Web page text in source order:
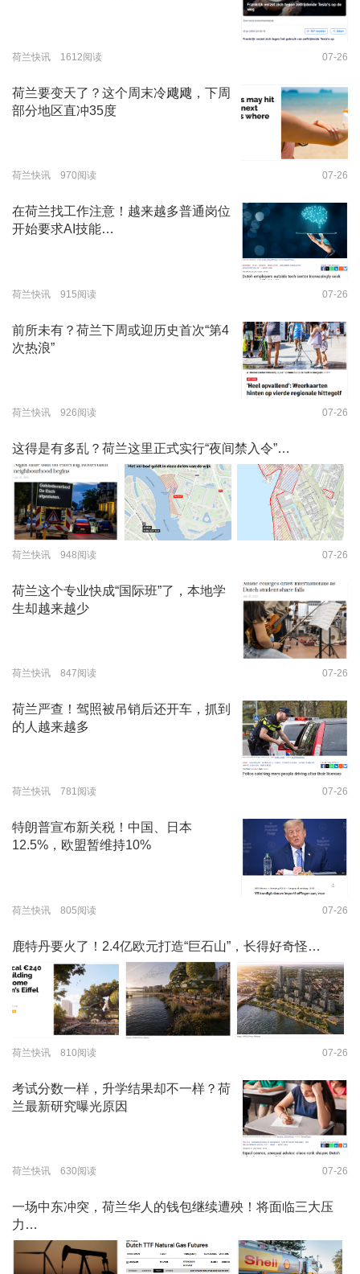
荷兰快讯 1612阅读 07-26
荷兰要变天了？这个周末冷飕飕，下周
部分地区直冲35度
荷兰快讯 970阅读 07-26
在荷兰找工作注意！越来越多普通岗位
开始要求AI技能…
荷兰快讯 915阅读 07-26
前所未有？荷兰下周或迎历史首次“第4
次热浪”
荷兰快讯 926阅读 07-26
这得是有多乱？荷兰这里正式实行“夜间禁入令”…
荷兰快讯 948阅读 07-26
荷兰这个专业快成“国际班”了，本地学
生却越来越少
荷兰快讯 847阅读 07-26
荷兰严查！驾照被吊销后还开车，抓到
的人越来越多
荷兰快讯 781阅读 07-26
特朗普宣布新关税！中国、日本
12.5%，欧盟暂维持10%
荷兰快讯 805阅读 07-26
鹿特丹要火了！2.4亿欧元打造“巨石山”，长得好奇怪…
荷兰快讯 810阅读 07-26
考试分数一样，升学结果却不一样？荷
兰最新研究曝光原因
荷兰快讯 630阅读 07-26
一场中东冲突，荷兰华人的钱包继续遭殃！将面临三大压
力…